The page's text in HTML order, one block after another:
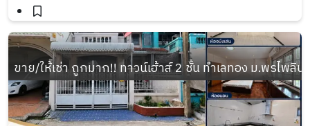
ขาย/ให้เช่า ถูกมาก!! ทาวน์เฮ้าส์ 2 ชั้น ทำเลทอง ม.พรไพ